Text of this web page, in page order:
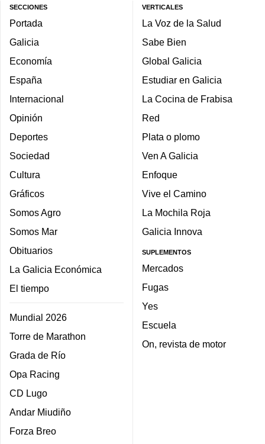
SECCIONES
Portada
Galicia
Economía
España
Internacional
Opinión
Deportes
Sociedad
Cultura
Gráficos
Somos Agro
Somos Mar
Obituarios
La Galicia Económica
El tiempo
Mundial 2026
Torre de Marathon
Grada de Río
Opa Racing
CD Lugo
Andar Miudiño
Forza Breo
VERTICALES
La Voz de la Salud
Sabe Bien
Global Galicia
Estudiar en Galicia
La Cocina de Frabisa
Red
Plata o plomo
Ven A Galicia
Enfoque
Vive el Camino
La Mochila Roja
Galicia Innova
SUPLEMENTOS
Mercados
Fugas
Yes
Escuela
On, revista de motor